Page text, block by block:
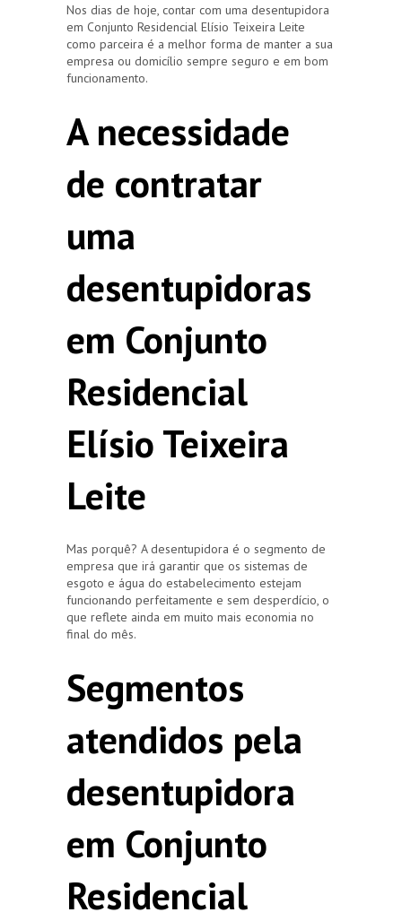
Nos dias de hoje, contar com uma desentupidora
em Conjunto Residencial Elísio Teixeira Leite
como parceira é a melhor forma de manter a sua
empresa ou domicílio sempre seguro e em bom
funcionamento.
A necessidade
de contratar
uma
desentupidoras
em Conjunto
Residencial
Elísio Teixeira
Leite
Mas porquê? A desentupidora é o segmento de
empresa que irá garantir que os sistemas de
esgoto e água do estabelecimento estejam
funcionando perfeitamente e sem desperdício, o
que reflete ainda em muito mais economia no
final do mês.
Segmentos
atendidos pela
desentupidora
em Conjunto
Residencial